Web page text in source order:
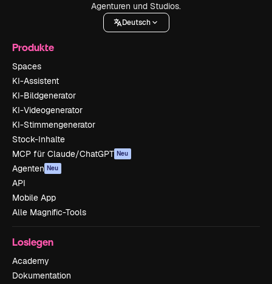
Agenturen und Studios.
Deutsch
Produkte
Spaces
KI-Assistent
KI-Bildgenerator
KI-Videogenerator
KI-Stimmengenerator
Stock-Inhalte
MCP für Claude/ChatGPT Neu
Agenten Neu
API
Mobile App
Alle Magnific-Tools
Loslegen
Academy
Dokumentation